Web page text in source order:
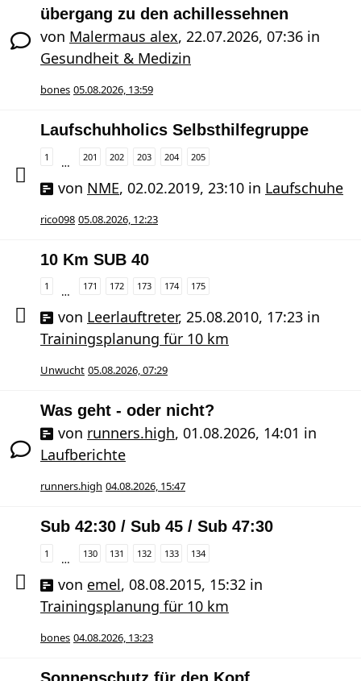
übergang zu den achillessehnen
von Malermaus alex, 22.07.2026, 07:36 in
Gesundheit & Medizin
bones 05.08.2026, 13:59
Laufschuhholics Selbsthilfegruppe
1 … 201 202 203 204 205
von NME, 02.02.2019, 23:10 in Laufschuhe
rico098 05.08.2026, 12:23
10 Km SUB 40
1 … 171 172 173 174 175
von Leerlauftreter, 25.08.2010, 17:23 in
Trainingsplanung für 10 km
Unwucht 05.08.2026, 07:29
Was geht - oder nicht?
von runners.high, 01.08.2026, 14:01 in
Laufberichte
runners.high 04.08.2026, 15:47
Sub 42:30 / Sub 45 / Sub 47:30
1 … 130 131 132 133 134
von emel, 08.08.2015, 15:32 in
Trainingsplanung für 10 km
bones 04.08.2026, 13:23
Sonnenschutz für den Kopf